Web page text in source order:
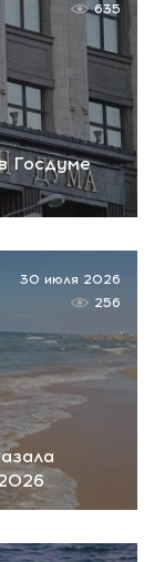
Госдуме
635
30 июля 2026
256